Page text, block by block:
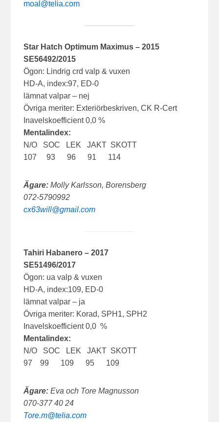
moal@telia.com
Star Hatch Optimum Maximus – 2015
SE56492/2015
Ögon: Lindrig crd valp & vuxen
HD-A, index:97, ED-0
lämnat valpar – nej
Övriga meriter: Exteriörbeskriven, CK R-Cert
Inavelskoefficient 0,0 %
Mentalindex:
N/O SOC LEK JAKT SKOTT
107 93 96 91 114
Ägare: Molly Karlsson, Borensberg
072-5790992
cx63will@gmail.com
Tahiri Habanero – 2017
SE51496/2017
Ögon: ua valp & vuxen
HD-A, index:109, ED-0
lämnat valpar – ja
Övriga meriter: Korad, SPH1, SPH2
Inavelskoefficient 0,0 %
Mentalindex:
N/O SOC LEK JAKT SKOTT
97 99 109 95 109
Ägare: Eva och Tore Magnusson
070-377 40 24
Tore.m@telia.com